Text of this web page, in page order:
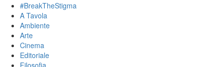
#BreakTheStigma
A Tavola
Ambiente
Arte
Cinema
Editoriale